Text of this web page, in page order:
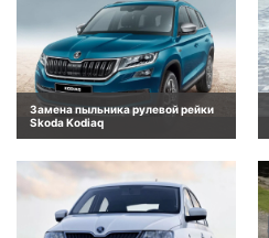
Замена пыльника рулевой рейки
Skoda Kodiaq